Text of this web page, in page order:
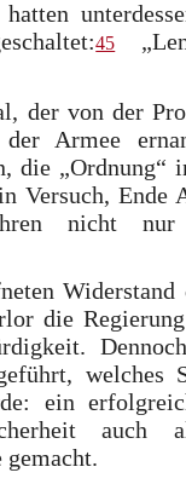
45
der von der
der Armee
die „Ordnung“
Versuch, Ende
nicht
die
welches
ein
auch